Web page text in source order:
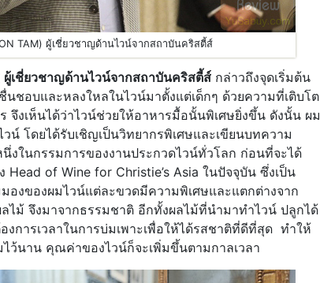
TAM) ผู้เชี่ยวชาญด้านไวน์จากสถาบันคริสตี้ส์
ผู้เชี่ยวชาญด้านไวน์จากสถาบันคริสตี้ส์ กล่าวถึงจุดเริ่มต้น
นชอบและหลงใหลในไวน์มาตั้งแต่เด็กๆ ด้วยความที่เติบโต
จึงเห็นได้ว่าไวน์ช่วยให้อาหารมื้อนั้นพิเศษยิ่งขึ้น ดังนั้น ผม
วน์ โดยได้รับเชิญเป็นวิทยากรพิเศษและเขียนบทความ
งในกรรมการของงานประกวดไวน์ทั่วโลก ก่อนที่จะได้
of Wine for Christie’s Asia ในปัจจุบัน ซึ่งเป็น
งของผมไวน์แต่ละขวดมีความพิเศษและแตกต่างจาก
ไม้ จึงมาจากธรรมชาติ อีกทั้งผลไม้ที่นำมาทำไวน์ ปลูกได้
งการเวลาในการบ่มเพาะเพื่อให้ได้รสชาติที่ดีที่สุด ทำให้
ว้นาน คุณค่าของไวน์ก็จะเพิ่มขึ้นตามกาลเวลา